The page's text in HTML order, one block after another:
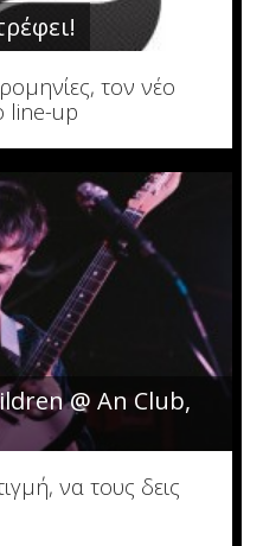
τον νέο
line-up
@ An Club,
να τους δεις